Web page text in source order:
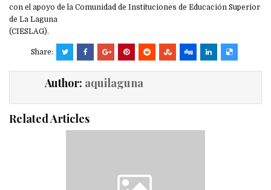
con el apoyo de la Comunidad de Instituciones de Educación Superior
de La Laguna
(CIESLAG).
Share:
Author: aquilaguna
Related Articles